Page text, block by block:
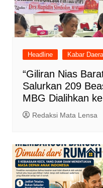
Headline Kabar
“Giliran Nias
Salurkan 209
MBG Dialihkan
Redaksi Mata Lensa